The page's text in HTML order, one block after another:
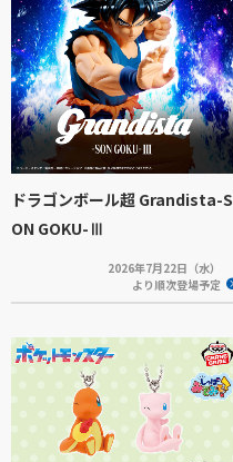
ドラゴンボール超 Grandista-S
ON GOKU-Ⅲ
2026年7月22日（水）
より順次登場予定